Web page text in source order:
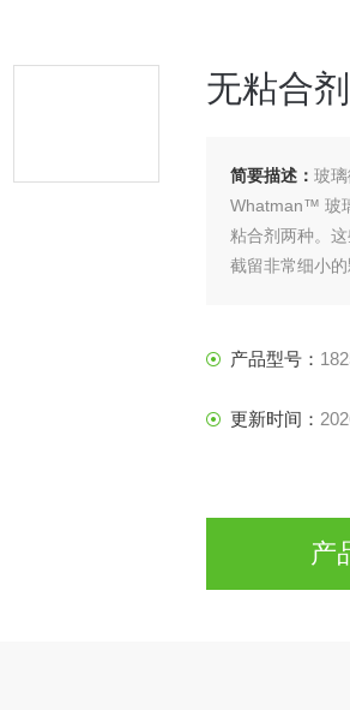
无粘合
简要描述： 玻
Whatman™ 玻
粘合剂两种。
截留非常细小
产品型号：
更新时间：
产